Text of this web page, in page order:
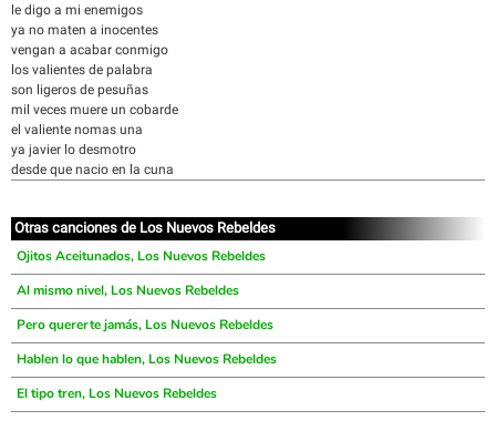
le digo a mi enemigos
ya no maten a inocentes
vengan a acabar conmigo
los valientes de palabra
son ligeros de pesuñas
mil veces muere un cobarde
el valiente nomas una
ya javier lo desmotro
desde que nacio en la cuna
Otras canciones de Los Nuevos Rebeldes
Ojitos Aceitunados, Los Nuevos Rebeldes
Al mismo nivel, Los Nuevos Rebeldes
Pero quererte jamás, Los Nuevos Rebeldes
Hablen lo que hablen, Los Nuevos Rebeldes
El tipo tren, Los Nuevos Rebeldes